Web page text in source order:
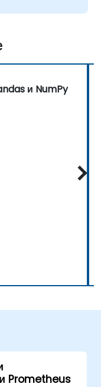
и NumPy
Prometheus